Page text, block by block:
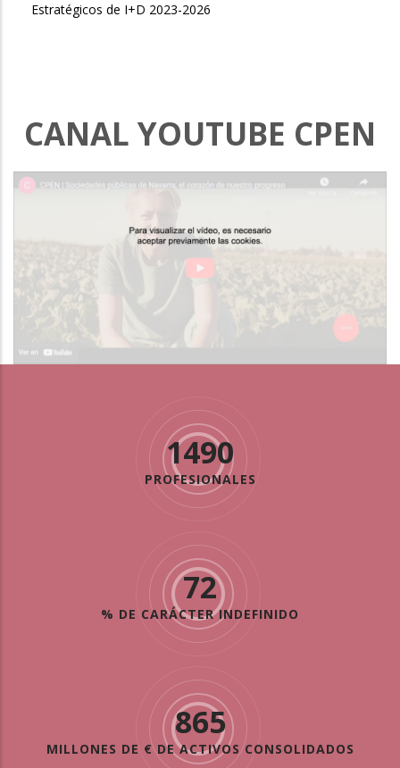
Estratégicos de I+D 2023-2026
CANAL YOUTUBE CPEN
1490
PROFESIONALES
72
% DE CARÁCTER INDEFINIDO
865
MILLONES DE € DE ACTIVOS CONSOLIDADOS